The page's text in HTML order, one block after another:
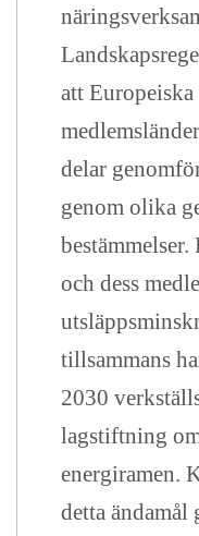
att
delar
genom olika
och dess
tillsammans
2030
lagstiftning
energiramen.
detta